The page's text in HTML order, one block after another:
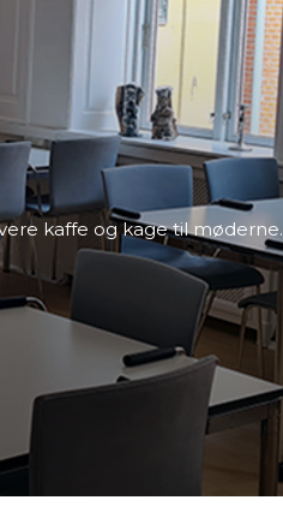
kaffe og kage til møderne.